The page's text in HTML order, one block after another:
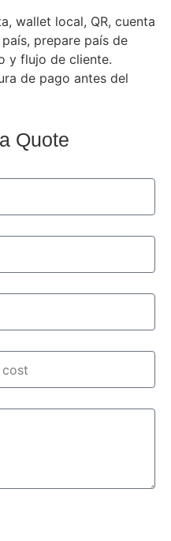
wallet local, QR, cuenta
prepare país de
y flujo de cliente.
de pago antes del
Quote